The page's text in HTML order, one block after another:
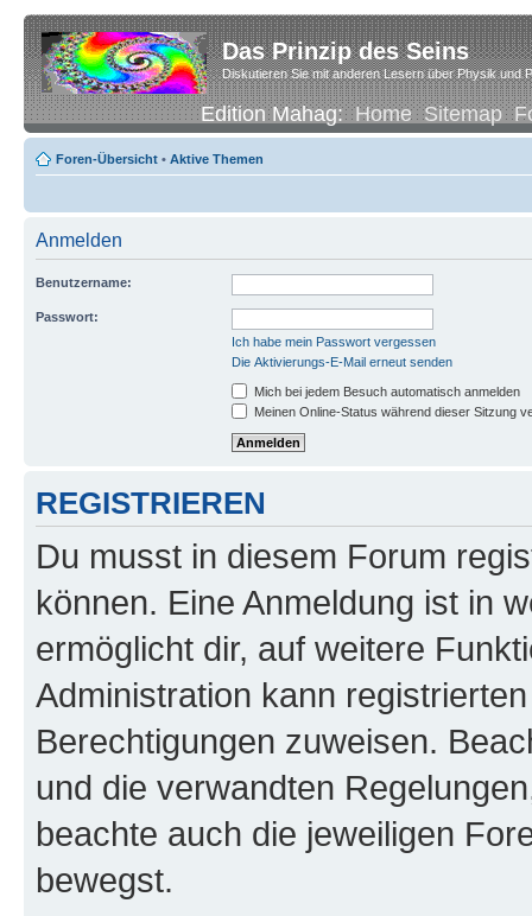
Das Prinzip des Seins
Diskutieren Sie mit anderen Lesern über Physik und
Edition Mahag:Home Sitemap
Foren-Übersicht • Aktive Themen
Anmelden
Benutzername:
Passwort:
Ich habe mein Passwort vergessen
Die Aktivierungs-E-Mail erneut senden
Mich bei jedem Besuch automatisch anmelden
Meinen Online-Status während dieser Sitzung
REGISTRIEREN
Du musst in diesem Forum
können. Eine Anmeldung ist in
ermöglicht dir, auf weitere
Administration kann
Berechtigungen zuweisen.
und die verwandten
beachte auch die jeweiligen
bewegst.